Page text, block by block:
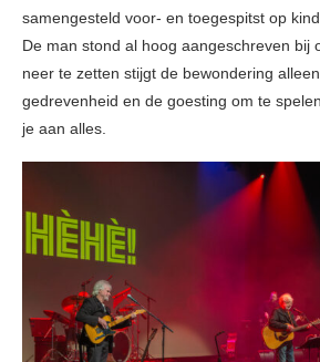
samengesteld voor- en toegespitst op
De man stond al hoog aangeschreven bij
neer te zetten stijgt de bewondering
gedrevenheid en de goesting om te
je aan alles.